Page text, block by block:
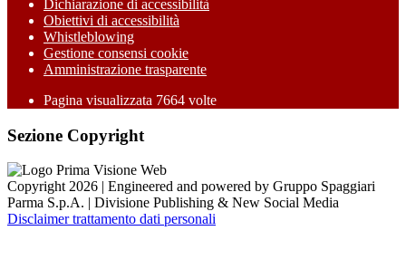
Dichiarazione di accessibilità
Obiettivi di accessibilità
Whistleblowing
Gestione consensi cookie
Amministrazione trasparente
Pagina visualizzata 7664 volte
Sezione Copyright
Copyright 2026 | Engineered and powered by Gruppo Spaggiari
Parma S.p.A. | Divisione Publishing & New Social Media
Disclaimer trattamento dati personali